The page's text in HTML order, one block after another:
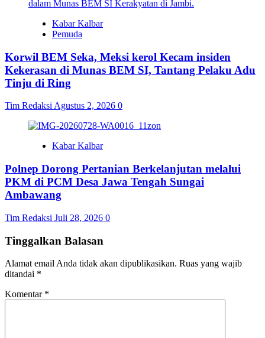
Kabar Kalbar
Pemuda
Korwil BEM Seka, Meksi kerol Kecam insiden
Kekerasan di Munas BEM SI, Tantang Pelaku Adu
Tinju di Ring
Tim RedaksiAgustus 2, 2026 0
Kabar Kalbar
Polnep Dorong Pertanian Berkelanjutan melalui
PKM di PCM Desa Jawa Tengah Sungai
Ambawang
Tim Redaksi Juli 28, 2026 0
Tinggalkan Balasan
Alamat email Anda tidak akan dipublikasikan. Ruas yang wajib
ditandai *
Komentar *